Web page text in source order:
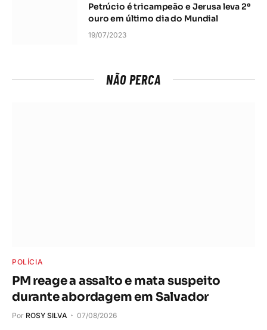
Petrúcio é tricampeão e Jerusa leva 2º
ouro em último dia do Mundial
19/07/2023
NÃO PERCA
POLÍCIA
PM reage a assalto e mata suspeito
durante abordagem em Salvador
Por ROSY SILVA 07/08/2026